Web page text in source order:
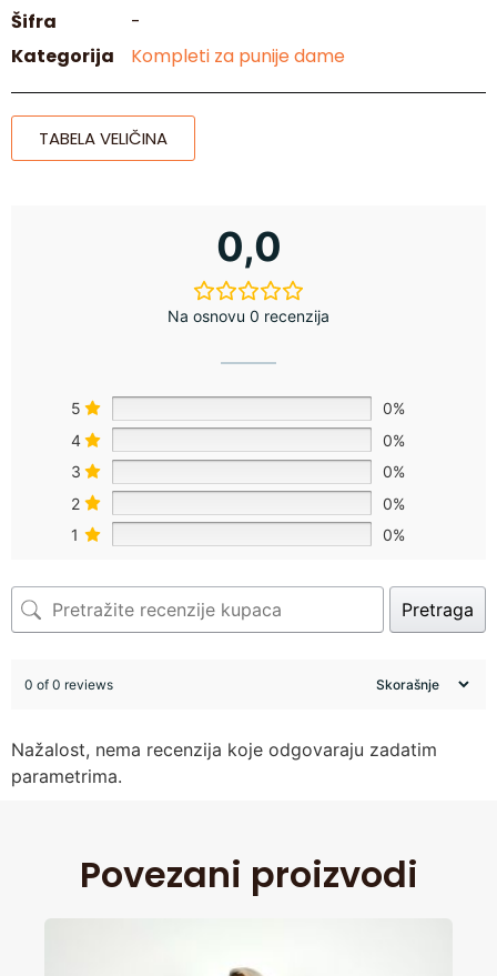
Šifra
-
Kategorija
Kompleti za punije dame
TABELA VELIČINA
0,0
Na osnovu 0 recenzija
5
0%
4
0%
3
0%
2
0%
1
0%
Pretraga
0 of 0 reviews
Nažalost, nema recenzija koje odgovaraju zadatim
parametrima.
Povezani proizvodi